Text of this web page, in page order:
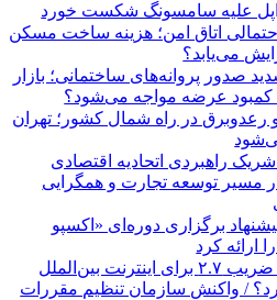
علیه سامسونگ شکست خورد
اتاق امن؛ هزینه ساخت مسکن
می‌یابد؟
صدور پروانه‌های ساختمانی؛ بازار
کمبود عرضه مواجه می‌شود؟
رعدوبرق در راه شمال کشور؛ تهران
شریک راهبردی اتحادیه اقتصادی
در مسیر توسعه تجارت و همگرایی
برگزاری دوره‌ای «اکسپو
ارائه کرد
اعمال ضریب ۲.۷ برای اینترنت بین‌الملل
/ واکنش سازمان تنظیم مقررات